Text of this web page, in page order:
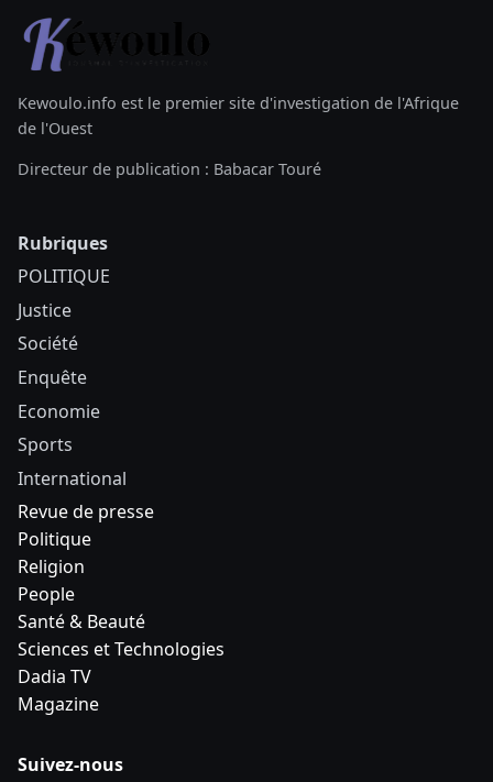
Kewoulo.info est le premier site d'investigation de l'Afrique
de l'Ouest
Directeur de publication : Babacar Touré
Rubriques
POLITIQUE
Justice
Société
Enquête
Economie
Sports
International
Revue de presse
Politique
Religion
People
Santé & Beauté
Sciences et Technologies
Dadia TV
Magazine
Suivez-nous